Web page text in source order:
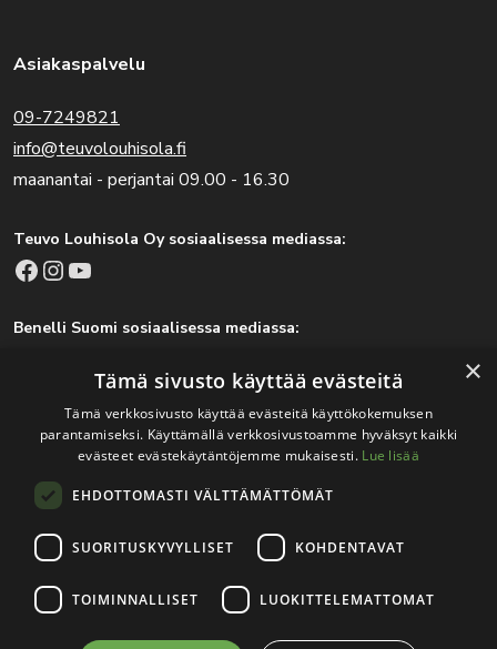
Asiakaspalvelu
09-7249821
info@teuvolouhisola.fi
maanantai - perjantai 09.00 - 16.30
Teuvo Louhisola Oy sosiaalisessa mediassa:
Facebook Instagram YouTube
Benelli Suomi sosiaalisessa mediassa:
Tärkeitä linkkejä
Rekisteri- ja tietosuojaseloste
Jälleenmyyjät
Tapahtumat
×
Tämä sivusto käyttää evästeitä
Tämä verkkosivusto käyttää evästeitä käyttökokemuksen
parantamiseksi. Käyttämällä verkkosivustoamme hyväksyt kaikki
evästeet evästekäytäntöjemme mukaisesti. Lue lisää
EHDOTTOMASTI VÄLTTÄMÄTTÖMÄT
SUORITUSKYVYLLISET KOHDENTAVAT
TOIMINNALLISET LUOKITTELEMATTOMAT